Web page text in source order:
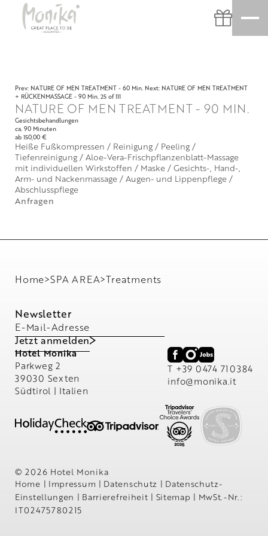
Prev: NATURE OF MEN TREATMENT - 60 Min. Next: NATURE OF MEN TREATMENT
+ RÜCKENMASSAGE - 90 Min. 25 of 111
NATURE OF MEN TREATMENT - 90 MIN.
Gesichtsbehandlungen
ca. 90 Minuten
ab 150,00 €
Heiße Fußkompressen / Reinigung / Peeling /
Tiefenreinigung / Aloe-Vera-Frischpflanzenblatt-Massage
mit individuellen Wirkstoffen / Maske / Gesichts-, Hand-,
Arm- und Nackenmassage / Augen- und Lippenpflege /
Abschlusspflege
Anfragen
Home>SPA AREA>Treatments
Hotel Monika
Parkweg 2
39030 Sexten
Südtirol | Italien
T +39 0474 710384
info@ monika.it
Newsletter
E-Mail-Adresse
Jetzt anmelden
© 2026 Hotel Monika
Home | Impressum | Datenschutz | Datenschutz-
Einstellungen | Barrierefreiheit | Sitemap | MwSt.-Nr.:
IT02475780215